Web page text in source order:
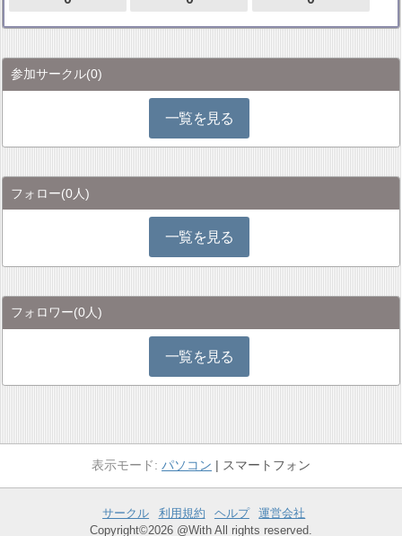
参加サークル(0)
一覧を見る
フォロー(0人)
一覧を見る
フォロワー(0人)
一覧を見る
パソコン スマートフォン
サークル 利用規約 ヘルプ
運営会社
Copyright©2026 @With All rights reserved.